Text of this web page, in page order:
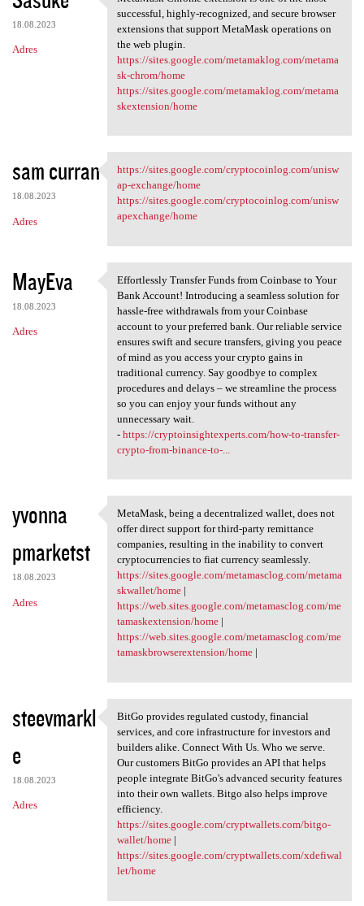
18.08.2023
Adres
MetaMask Chrome extension is
successful, highly-recognized, and secure browser
extensions that support MetaMask operations on
the web plugin.
https://sites.google.com/metamaklog.com/metama
sk-chrom/home
https://sites.google.com/metamaklog.com/metama
skextension/home
sam curran
18.08.2023
Adres
https://sites.google.com
https://sites.google.com/cryptocoinlog.com/unisw
ap-exchange/home
https://sites.google.com/cryptocoinlog.com/unisw
apexchange/home
MayEva
18.08.2023
Adres
Effortlessly Transfer Funds
Effortlessly Transfer Funds from Coinbase to Your
Bank Account! Introducing a seamless solution for
hassle-free withdrawals from your Coinbase
account to your preferred bank. Our reliable service
ensures swift and secure transfers, giving you peace
of mind as you access your crypto gains in
traditional currency. Say goodbye to complex
procedures and delays – we streamline the process
so you can enjoy your funds without any
unnecessary wait.
- https://cryptoinsightexperts.com/how-to-transfer-
crypto-from-binance-to-...
yvonna
pmarketst
18.08.2023
Adres
MetaMask, being a
MetaMask, being a decentralized wallet, does not
offer direct support for third-party remittance
companies, resulting in the inability to convert
cryptocurrencies to fiat currency seamlessly.
https://sites.google.com/metamasclog.com/metama
skwallet/home|
https://web.sites.google.com/metamasclog.com/me
tamaskextension/home|
https://web.sites.google.com/metamasclog.com/me
tamaskbrowserextension/home|
steevmarkl
e
18.08.2023
Adres
BitGo provides regulated
BitGo provides regulated custody, financial
services, and core infrastructure for investors and
builders alike. Connect With Us. Who we serve.
Our customers BitGo provides an API that helps
people integrate BitGo's advanced security features
into their own wallets. Bitgo also helps improve
efficiency.
https://sites.google.com/cryptwallets.com/bitgo-
wallet/home|
https://sites.google.com/cryptwallets.com/xdefiwal
let/home